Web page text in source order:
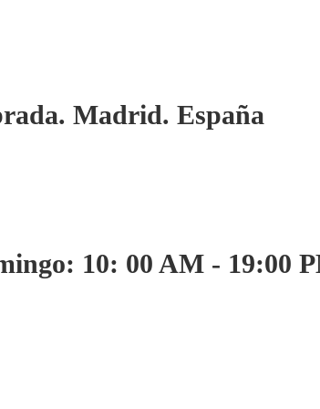
Madrid. España
10: 00 AM - 19:00